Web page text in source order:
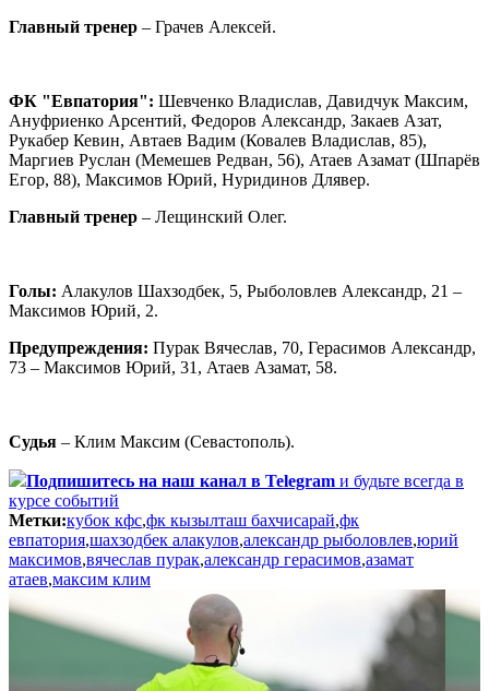
Главный тренер – Грачев Алексей.
ФК "Евпатория": Шевченко Владислав, Давидчук Максим,
Ануфриенко Арсентий, Федоров Александр, Закаев Азат,
Рукабер Кевин, Автаев Вадим (Ковалев Владислав, 85),
Маргиев Руслан (Мемешев Редван, 56), Атаев Азамат (Шпарёв
Егор, 88), Максимов Юрий, Нуридинов Длявер.
Главный тренер – Лещинский Олег.
Голы: Алакулов Шахзодбек, 5, Рыболовлев Александр, 21 –
Максимов Юрий, 2.
Предупреждения: Пурак Вячеслав, 70, Герасимов Александр,
73 – Максимов Юрий, 31, Атаев Азамат, 58.
Судья – Клим Максим (Севастополь).
Подпишитесь на наш канал в Telegram и будьте всегда в
курсе событий
Метки:кубок кфс,фк кызылташ бахчисарай,фк
евпатория,шахзодбек алакулов,александр рыболовлев,юрий
максимов,вячеслав пурак,александр герасимов,азамат
атаев,максим клим